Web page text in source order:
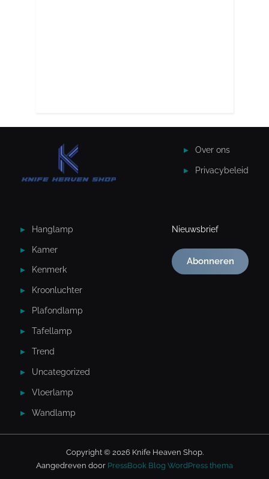
Over ons
Privacybeleid
Hanglamp
Kamer
Kenmerk
Kroonluchter
Plafondlamp
Tafellamp
Trend
Uncategorized
Vloerlamp
Wandlamp
Nieuwsbrief
Abonneren
Copyright © 2026 Knife Heaven Shop.
Aangedreven door PressBook Blog WordPress thema